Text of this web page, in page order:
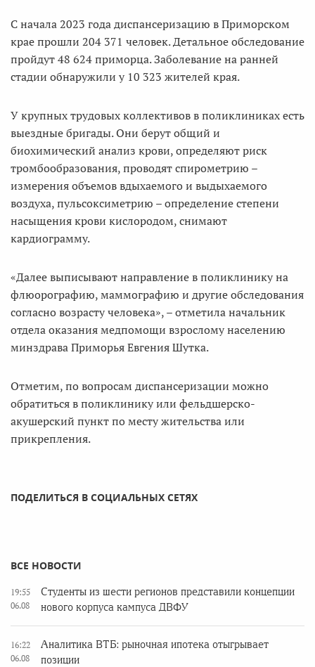
С начала 2023 года диспансеризацию в Приморском
крае прошли 204 371 человек. Детальное обследование
пройдут 48 624 приморца. Заболевание на ранней
стадии обнаружили у 10 323 жителей края.
У крупных трудовых коллективов в поликлиниках есть
выездные бригады. Они берут общий и
биохимический анализ крови, определяют риск
тромбообразования, проводят спирометрию –
измерения объемов вдыхаемого и выдыхаемого
воздуха, пульсоксиметрию – определение степени
насыщения крови кислородом, снимают
кардиограмму.
«Далее выписывают направление в поликлинику на
флюорографию, маммографию и другие обследования
согласно возрасту человека», – отметила начальник
отдела оказания медпомощи взрослому населению
минздрава Приморья Евгения Шутка.
Отметим, по вопросам диспансеризации можно
обратиться в поликлинику или фельдшерско-
акушерский пункт по месту жительства или
прикрепления.
ПОДЕЛИТЬСЯ В СОЦИАЛЬНЫХ СЕТЯХ
ВСЕ НОВОСТИ
19:55
06.08
Студенты из шести регионов представили концепции
нового корпуса кампуса ДВФУ
16:22
06.08
Аналитика ВТБ: рыночная ипотека отыгрывает
позиции